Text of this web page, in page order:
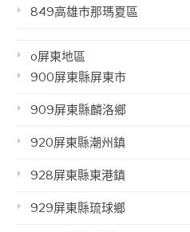
849高雄市那瑪夏區
o屏東地區
900屏東縣屏東市
909屏東縣麟洛鄉
920屏東縣潮州鎮
928屏東縣東港鎮
929屏東縣琉球鄉